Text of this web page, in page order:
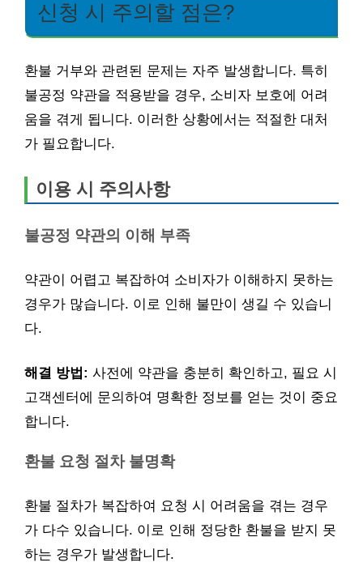
신청 시 주의할 점은?
환불 거부와 관련된 문제는 자주 발생합니다. 특히
불공정 약관을 적용받을 경우, 소비자 보호에 어려
움을 겪게 됩니다. 이러한 상황에서는 적절한 대처
가 필요합니다.
이용 시 주의사항
불공정 약관의 이해 부족
약관이 어렵고 복잡하여 소비자가 이해하지 못하는
경우가 많습니다. 이로 인해 불만이 생길 수 있습니
다.
해결 방법: 사전에 약관을 충분히 확인하고, 필요 시
고객센터에 문의하여 명확한 정보를 얻는 것이 중요
합니다.
환불 요청 절차 불명확
환불 절차가 복잡하여 요청 시 어려움을 겪는 경우
가 다수 있습니다. 이로 인해 정당한 환불을 받지 못
하는 경우가 발생합니다.